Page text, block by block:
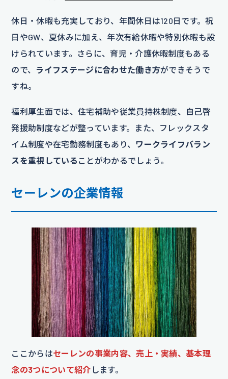
休日・休暇も充実しており、年間休日は120日です。祝
日やGW、夏休みに加え、年次有給休暇や特別休暇も設
けられています。さらに、育児・介護休暇制度もある
ので、 ライフステージに合わせた働き方ができそうで
すね。
福利厚生面では、住宅補助や従業員持株制度、自己啓
発援助制度などが整っています。また、フレックスタ
イム制度や在宅勤務制度もあり、 ワークライフバラン
スを重視している ことがわかるでしょう。
セーレンの企業情報
ここからはセーレンの事業内容、売上・実績、基本理
念の3つについて紹介 します。